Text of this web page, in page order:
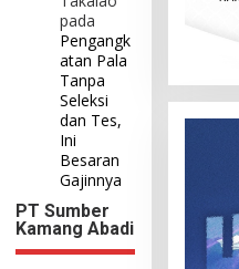
pada
Pengangk
atan Pala
Tanpa
Seleksi
dan Tes,
Ini
Besaran
Gajinnya
PT Sumber
Kamang Abadi